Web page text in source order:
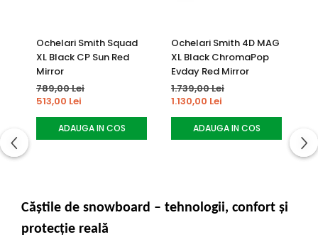
Ochelari Smith Squad
XL Black CP Sun Red
Mirror
789,00 Lei
513,00 Lei
ADAUGA IN COS
Ochelari Smith 4D MAG
XL Black ChromaPop
Evday Red Mirror
1.739,00 Lei
1.130,00 Lei
ADAUGA IN COS
Căștile de snowboard – tehnologii, confort și
protecție reală